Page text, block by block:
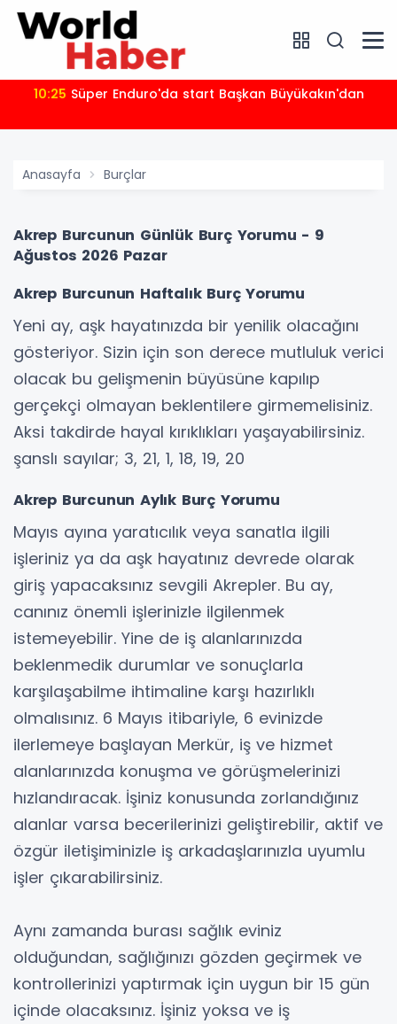
10:25 Süper Enduro'da start Başkan Büyükakın'dan
Anasayfa Burçlar
Akrep Burcunun Günlük Burç Yorumu - 9
Ağustos 2026 Pazar
Akrep Burcunun Haftalık Burç Yorumu
Yeni ay, aşk hayatınızda bir yenilik olacağını
gösteriyor. Sizin için son derece mutluluk verici
olacak bu gelişmenin büyüsüne kapılıp
gerçekçi olmayan beklentilere girmemelisiniz.
Aksi takdirde hayal kırıklıkları yaşayabilirsiniz.
şanslı sayılar; 3, 21, 1, 18, 19, 20
Akrep Burcunun Aylık Burç Yorumu
Mayıs ayına yaratıcılık veya sanatla ilgili
işleriniz ya da aşk hayatınız devrede olarak
giriş yapacaksınız sevgili Akrepler. Bu ay,
canınız önemli işlerinizle ilgilenmek
istemeyebilir. Yine de iş alanlarınızda
beklenmedik durumlar ve sonuçlarla
karşılaşabilme ihtimaline karşı hazırlıklı
olmalısınız. 6 Mayıs itibariyle, 6 evinizde
ilerlemeye başlayan Merkür, iş ve hizmet
alanlarınızda konuşma ve görüşmelerinizi
hızlandıracak. İşiniz konusunda zorlandığınız
alanlar varsa becerilerinizi geliştirebilir, aktif ve
özgür iletişiminizle iş arkadaşlarınızla uyumlu
işler çıkarabilirsiniz.
Aynı zamanda burası sağlık eviniz
olduğundan, sağlığınızı gözden geçirmek ve
kontrollerinizi yaptırmak için uygun bir 15 gün
içinde olacaksınız. İşiniz yoksa ve iş